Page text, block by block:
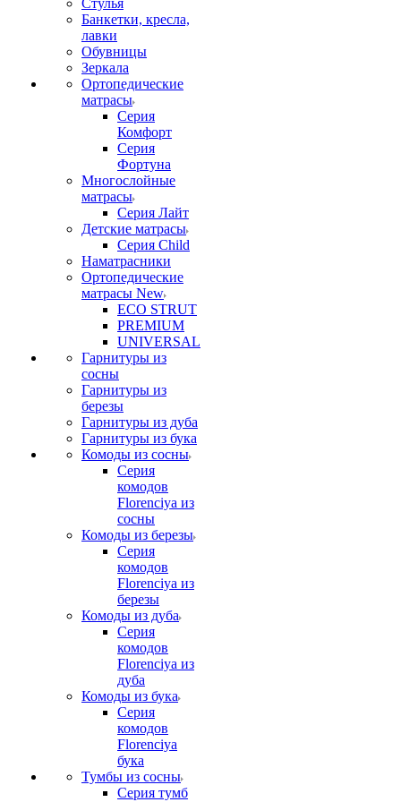
Стулья
Банкетки, кресла,
лавки
Обувницы
Зеркала
Ортопедические
матрасы
Серия
Комфорт
Серия
Фортуна
Многослойные
матрасы
Серия Лайт
Детские матрасы
Серия Child
Наматрасники
Ортопедические
матрасы New
ECO STRUT
PREMIUM
UNIVERSAL
Гарнитуры из
сосны
Гарнитуры из
березы
Гарнитуры из дуба
Гарнитуры из бука
Комоды из сосны
Серия
комодов
Florenciya из
сосны
Комоды из березы
Серия
комодов
Florenciya из
березы
Комоды из дуба
Серия
комодов
Florenciya из
дуба
Комоды из бука
Серия
комодов
Florenciya
бука
Тумбы из сосны
Серия тумб